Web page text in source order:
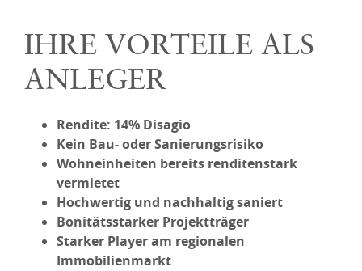
IHRE VORTEILE ALS
ANLEGER
Rendite: 14% Disagio
Kein Bau- oder Sanierungsrisiko
Wohneinheiten bereits renditenstark
vermietet
Hochwertig und nachhaltig saniert
Bonitätsstarker Projektträger
Starker Player am regionalen
Immobilienmarkt